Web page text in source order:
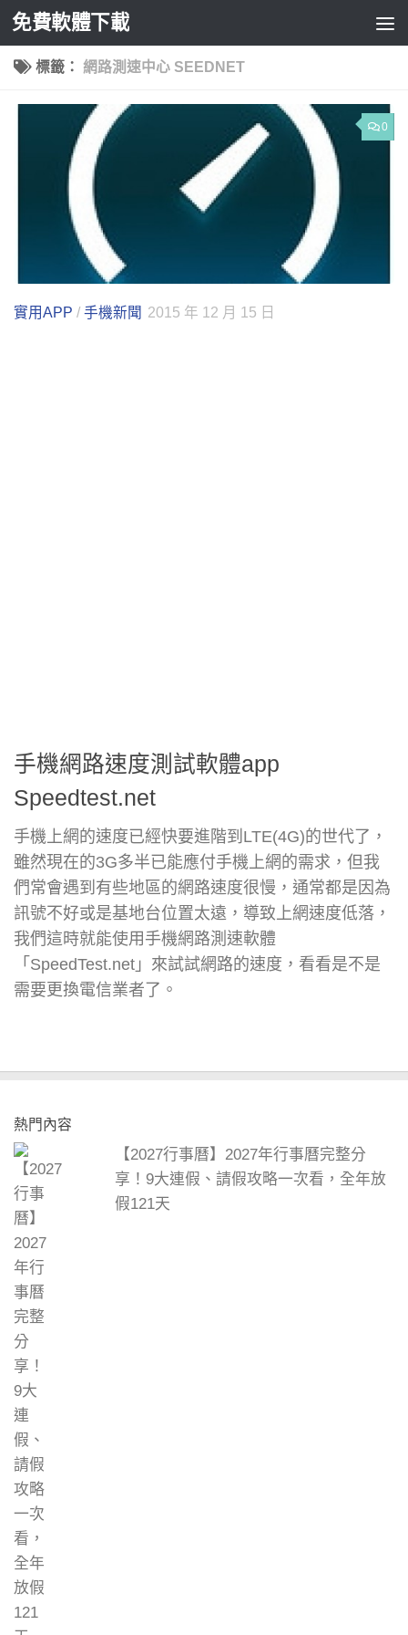
Skip to content
免費軟體下載
標籤： 網路測速中心 SEEDNET
0
實用APP / 手機新聞 2015 年 12 月 15 日
手機網路速度測試軟體app
Speedtest.net
手機上網的速度已經快要進階到LTE(4G)的世代了，
雖然現在的3G多半已能應付手機上網的需求，但我
們常會遇到有些地區的網路速度很慢，通常都是因為
訊號不好或是基地台位置太遠，導致上網速度低落，
我們這時就能使用手機網路測速軟體
「SpeedTest.net」來試試網路的速度，看看是不是
需要更換電信業者了。
熱門內容
【2027行事曆】2027年行事曆完整分
享！9大連假、請假攻略一次看，全年放
假121天